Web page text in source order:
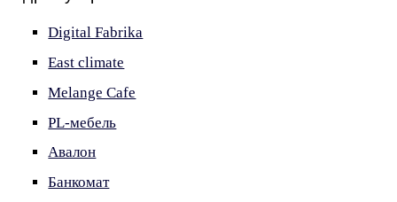
Digital Fabrika
East climate
Melange Cafe
PL-мебель
Авалон
Банкомат